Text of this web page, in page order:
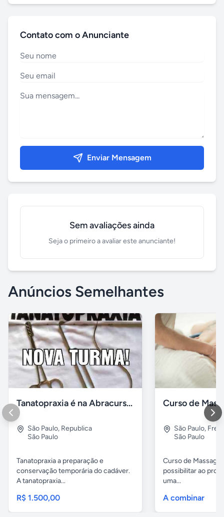
Contato com o Anunciante
Enviar Mensagem
Sem avaliações ainda
Seja o primeiro a avaliar este anunciante!
Anúncios Semelhantes
Tanatopraxia é na Abracursos
São Paulo, Republica
São Paulo
Tanatopraxia a preparação e
conservação temporária do cadáver.
A tanatopraxia...
R$ 1.500,00
Curso de
São Paulo,
São Paulo
Curso de
possibilitar ao
uma...
A combinar